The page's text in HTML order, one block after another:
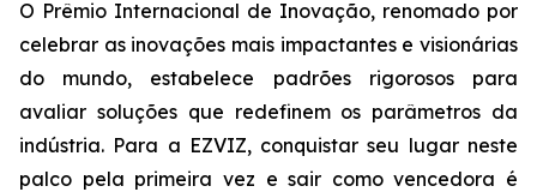
O Prêmio Internacional de Inovação, renomado por
celebrar as inovações mais impactantes e visionárias
do mundo, estabelece padrões rigorosos para
avaliar soluções que redefinem os parâmetros da
indústria. Para a EZVIZ, conquistar seu lugar neste
palco pela primeira vez e sair como vencedora é